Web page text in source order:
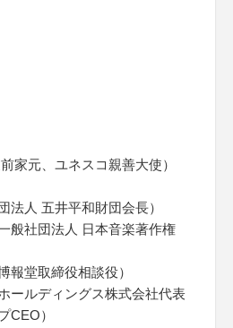
家元、ユネスコ親善大使）
法人 五井平和財団会長）
般社団法人 日本音楽著作権
報堂取締役相談役）
ールディングス株式会社代表
CEO）